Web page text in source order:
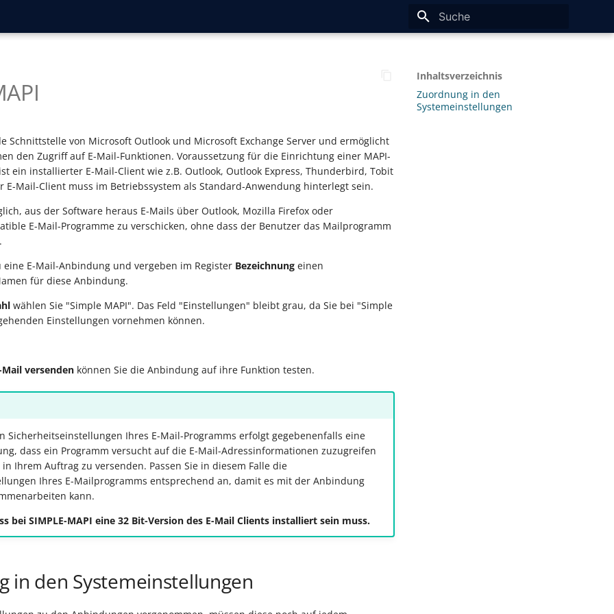
Schnittstelle von Microsoft Outlook und Microsoft Exchange Server und ermöglicht
den Zugriff auf E-Mail-Funktionen. Voraussetzung für die Einrichtung einer MAPI-
ein installierter E-Mail-Client wie z.B. Outlook, Outlook Express, Thunderbird, Tobit
E-Mail-Client muss im Betriebssystem als Standard-Anwendung hinterlegt sein.
aus der Software heraus E-Mails über Outlook, Mozilla Firefox oder
E-Mail-Programme zu verschicken, ohne dass der Benutzer das Mailprogramm
eine E-Mail-Anbindung und vergeben im Register Bezeichnung einen
für diese Anbindung.
wählen Sie "Simple MAPI". Das Feld "Einstellungen" bleibt grau, da Sie bei "Simple
Einstellungen vornehmen können.
Mail versenden können Sie die Anbindung auf ihre Funktion testen.
Sicherheitseinstellungen Ihres E-Mail-Programms erfolgt gegebenenfalls eine
dass ein Programm versucht auf die E-Mail-Adressinformationen zuzugreifen
Ihrem Auftrag zu versenden. Passen Sie in diesem Falle die
Ihres E-Mailprogramms entsprechend an, damit es mit der Anbindung
kann.
bei SIMPLE-MAPI eine 32 Bit-Version des E-Mail Clients installiert sein muss.
in den Systemeinstellungen
Inhaltsverzeichnis
Zuordnung in den
Systemeinstellungen